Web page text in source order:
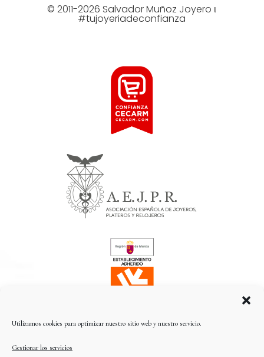
Utilizamos cookies para optimizar nuestro sitio web y nuestro servicio.
Gestionar los servicios
© 2011-2026 Salvador Muñoz Joyero ι
#tujoyeriadeconfianza